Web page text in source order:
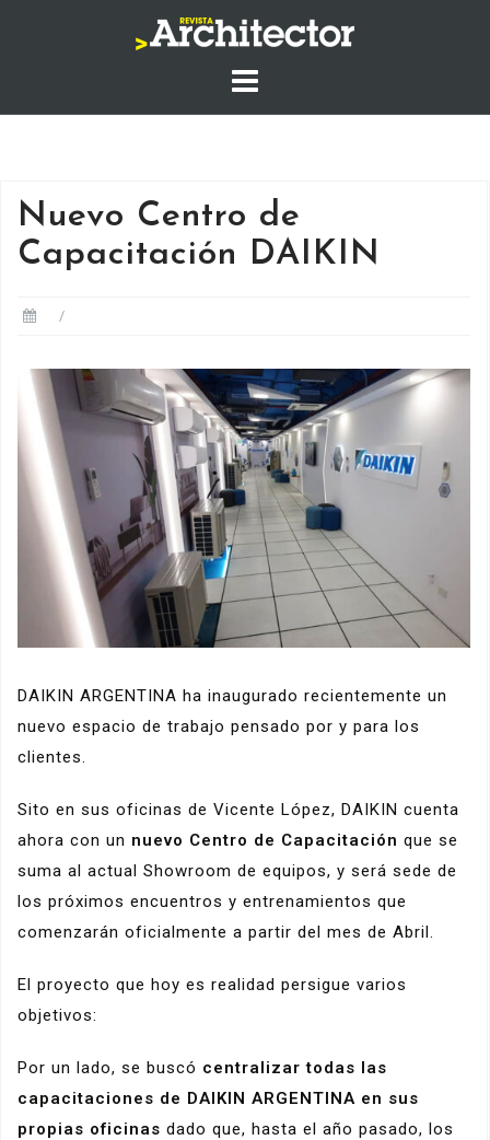
Nuevo Centro de
Capacitación DAIKIN
DAIKIN ARGENTINA ha inaugurado recientemente un
nuevo espacio de trabajo pensado por y para los
clientes.
Sito en sus oficinas de Vicente López, DAIKIN cuenta
ahora con un nuevo Centro de Capacitación que se
suma al actual Showroom de equipos, y será sede de
los próximos encuentros y entrenamientos que
comenzarán oficialmente a partir del mes de Abril.
El proyecto que hoy es realidad persigue varios
objetivos:
Por un lado, se buscó centralizar todas las
capacitaciones de DAIKIN ARGENTINA en sus
propias oficinas dado que, hasta el año pasado, los